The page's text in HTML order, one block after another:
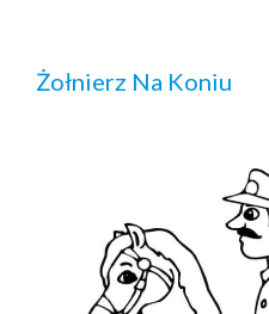
Żołnierz Na Koniu